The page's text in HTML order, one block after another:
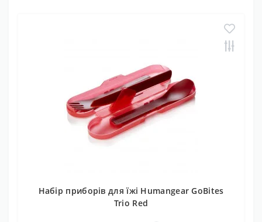
Набір приборів для їжі Humangear GoBites
Trio Red